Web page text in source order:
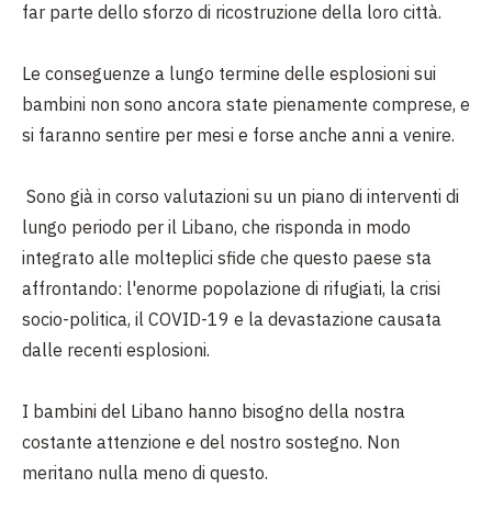
far parte dello sforzo di ricostruzione della loro città.
Le conseguenze a lungo termine delle esplosioni sui
bambini non sono ancora state pienamente comprese, e
si faranno sentire per mesi e forse anche anni a venire.
Sono già in corso valutazioni su un piano di interventi di
lungo periodo per il Libano, che risponda in modo
integrato alle molteplici sfide che questo paese sta
affrontando: l'enorme popolazione di rifugiati, la crisi
socio-politica, il COVID-19 e la devastazione causata
dalle recenti esplosioni.
I bambini del Libano hanno bisogno della nostra
costante attenzione e del nostro sostegno. Non
meritano nulla meno di questo.